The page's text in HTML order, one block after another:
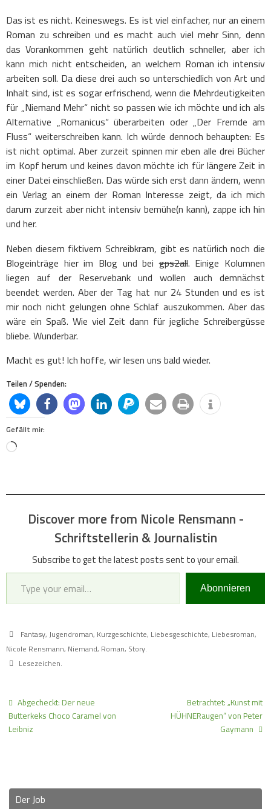
Das ist es nicht. Keineswegs. Es ist viel einfacher, nur an einem
Roman zu schreiben und es macht auch viel mehr Sinn, denn
das Vorankommen geht natürlich deutlich schneller, aber ich
kann mich nicht entscheiden, an welchem Roman ich intensiv
arbeiten soll. Da diese drei auch so unterschiedlich von Art und
Inhalt sind, ist es sogar erfrischend, wenn die Mehrdeutigkeiten
für „Niemand Mehr“ nicht so passen wie ich möchte und ich als
Alternative „Romanicus“ überarbeiten oder „Der Fremde am
Fluss“ weiterschreiben kann. Ich würde dennoch behaupten: Es
ist nicht optimal. Aber zurzeit spinnen mir eben alle drei Bücher
im Kopf herum und keines davon möchte ich für längere Zeit in
einer Datei einschließen. Das würde sich erst dann ändern, wenn
ein Verlag an einem der Roman Interesse zeigt, da ich mich
darum zurzeit aber nicht intensiv bemühe(n kann), zappe ich hin
und her.
Neben diesem fiktivem Schreibkram, gibt es natürlich noch die
Blogeinträge hier im Blog und beigps2all. Einige Kolumnen
liegen auf der Reservebank und wollen auch demnächst
beendet werden. Aber der Tag hat nur 24 Stunden und es ist
mir noch nicht gelungen ohne Schlaf auszukommen. Aber das
wäre ein Spaß. Wie viel Zeit dann für jegliche Schreibergüsse
bliebe. Wunderbar.
Macht es gut! Ich hoffe, wir lesen uns bald wieder.
Teilen / Spenden:
Gefällt mir:
Loading…
Discover more from Nicole Rensmann -
Schriftstellerin & Journalistin
Subscribe to get the latest posts sent to your email.
Type your email…
Abonnieren
Fantasy, Jugendroman, Kurzgeschichte, Liebesgeschichte, Liebesroman,
Nicole Rensmann, Niemand, Roman, Story.
Lesezeichen.
Abgecheckt: Der neue
Butterkeks Choco Caramel von
Leibniz
Betrachtet: „Kunst mit
HÜHNERaugen“ von Peter
Gaymann
Der Job